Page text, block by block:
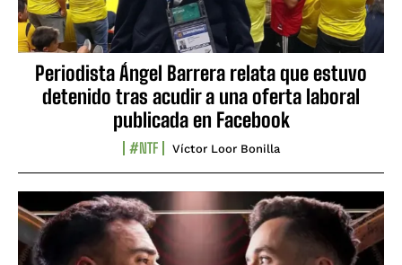
Periodista Ángel Barrera relata que estuvo
detenido tras acudir a una oferta laboral
publicada en Facebook
#NTF Víctor Loor Bonilla